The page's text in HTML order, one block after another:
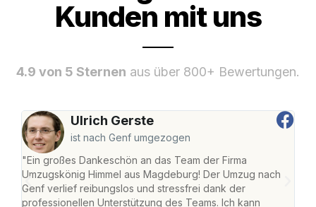
Kunden mit uns
4.9 von 5 Sternen aus über 800+ Bewertungen.
Ulrich Gerste
ist nach Genf umgezogen
"Ein großes Dankeschön an das Team der Firma
Umzugskönig Himmel aus Magdeburg! Der Umzug nach
Genf verlief reibungslos und stressfrei dank der
professionellen Unterstützung des Teams. Ich kann